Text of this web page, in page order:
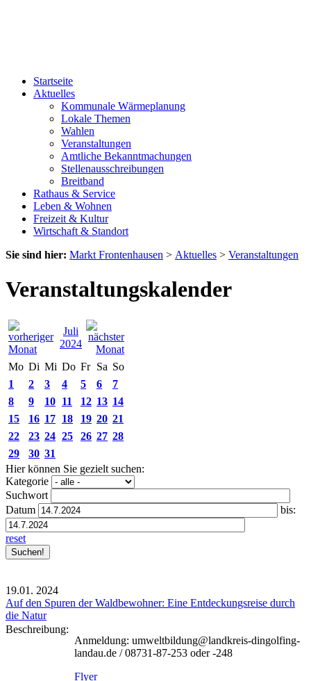
Startseite
Aktuelles
Kommunale Wärmeplanung
Lokale Themen
Wahlen
Veranstaltungen
Amtliche Bekanntmachungen
Stellenausschreibungen
Breitband
Rathaus & Service
Leben & Wohnen
Freizeit & Kultur
Wirtschaft & Standort
Sie sind hier: Markt Frontenhausen > Aktuelles > Veranstaltungen
Veranstaltungskalender
Juli
2024
Mo Di Mi Do Fr Sa So
1
2 3 4 5 6
7
8
9 10 11 12 13 14
15
16 17 18 19 20 21
22
23 24 25 26 27 28
29
30 31
Hier können Sie gezielt suchen:
Kategorie
Suchwort
Datum
bis:
reset
19.01. 2024
Auf den Spuren der Waldbewohner: Eine Entdeckungsreise durch
die Natur
Beschreibung:
Anmeldung: umweltbildung@landkreis-dingolfing-
landau.de / 08731-87-253 oder -248
Flyer